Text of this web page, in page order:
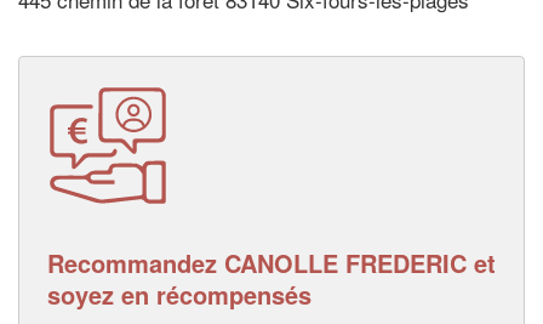
Recommandez CANOLLE FREDERIC et
soyez en récompensés